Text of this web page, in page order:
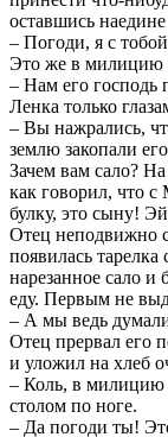
оставшись
– Погоди, я с
Это же в милицию
– Нам его господь
Ленка только
– Вы нажрались,
землю закопали
Зачем вам сало?
как говорил, что
булку, это сыну!
Отец неподвижно
появилась
нарезанное сало и
еду. Первым не
– А мы ведь
Отец прервал его
и уложил на хлеб
– Коль, в милицию
столом по ноге.
– Да погоди ты!